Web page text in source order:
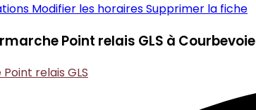
Modifier les horairesSupprimer la fiche
Point relais GLS à Courbevoie
relais GLS